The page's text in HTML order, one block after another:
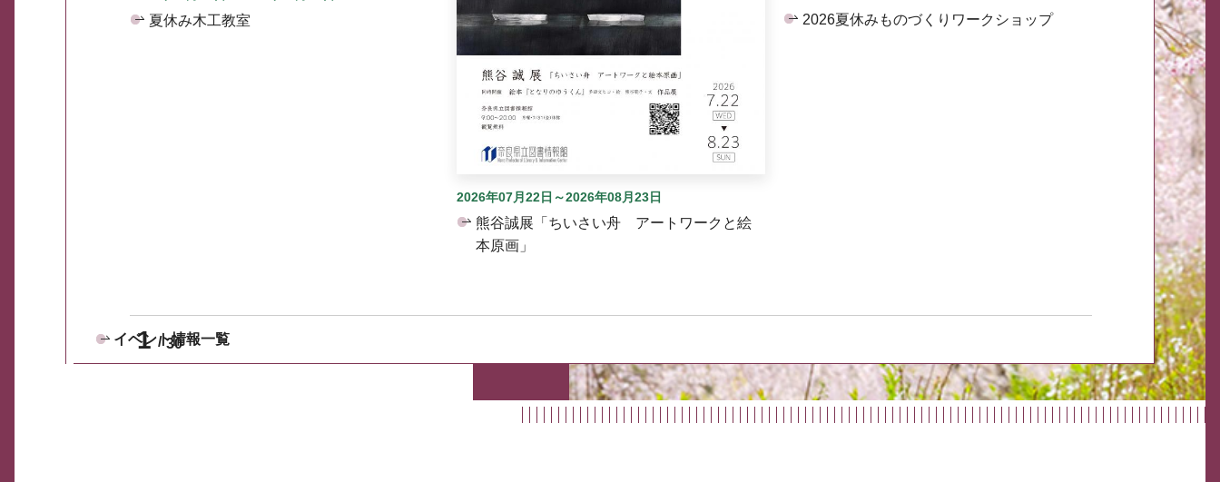
1 30
夏休み木工教室
2026年07月22日～2026年08月23日
熊谷誠展「ちいさい舟 アートワークと絵
本原画」
2026夏休みものづくりワークショップ
イベント情報一覧